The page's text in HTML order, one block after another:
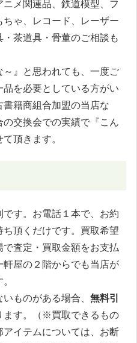
メ関連品、鉄道模型、フ
ゃ、レコード、レーザー
茶道具・骨董のご相談も
～』と思われても、一度ご
を必要としている方がい
籍商組合加盟の当店な
交換会での実績で『こん
頂きます。
す。お電話１本で、お約
頂くだけです。買取希望
査定・買取金額をお支払
屋の２階からでも当店が
いものがある場合、無料引
ます。（※買取できるもの
イテムについては、お断